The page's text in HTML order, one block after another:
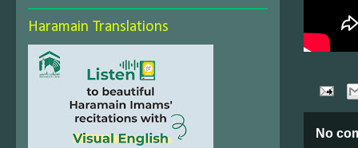
No
Haramain Translations